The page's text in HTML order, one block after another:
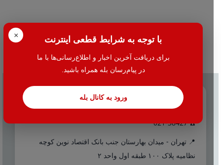
× با توجه به شرایط قطعی اینترنت
برای دریافت آخرین اخبار و اطلاع‌رسانی‌ها با ما
در پیام‌رسان بله همراه باشید.
ورود به کانال بله تماس با ما
☎️ 021-38427
📍 تهران - میدان بهارستان جنب بانک اقتصاد نوین کوچه
نظامیه پلاک ۱۰۰ طبقه اول واحد ۲